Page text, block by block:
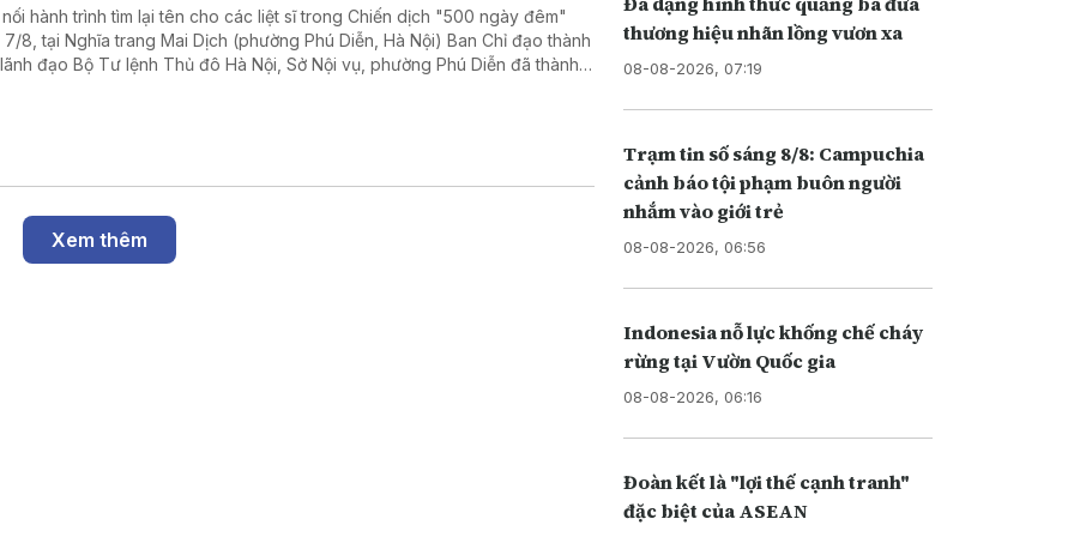
hành trình tìm lại tên cho các liệt sĩ trong Chiến dịch "500 ngày đêm"
7/8, tại Nghĩa trang Mai Dịch (phường Phú Diễn, Hà Nội) Ban Chỉ đạo thành
đạo Bộ Tư lệnh Thủ đô Hà Nội, Sở Nội vụ, phường Phú Diễn đã thành
Xem thêm
thương hiệu nhãn lồng vươn xa
08-08-2026, 07:19
Trạm tin số sáng 8/8: Campuchia
cảnh báo tội phạm buôn người
nhắm vào giới trẻ
08-08-2026, 06:56
Indonesia nỗ lực khống chế cháy
rừng tại Vườn Quốc gia
08-08-2026, 06:16
Đoàn kết là "lợi thế cạnh tranh"
đặc biệt của ASEAN